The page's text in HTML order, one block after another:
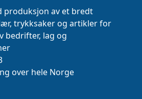
produksjon av et bredt
trykksaker og artikler for
bedrifter, lag og
over hele Norge